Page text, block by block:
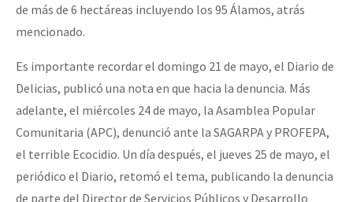
Fotorreportaje
Semillero Guerra contra la Humanidad. (Las poblaciones y
la naturaleza bajo asedio)
Libros para descargar
Medios Libres
de más de 6 hectáreas incluyendo los 95 Álamos, atrás
mencionado.
Es importante recordar el domingo 21 de mayo, el Diario de
Delicias, publicó una nota en que hacia la denuncia. Más
adelante, el miércoles 24 de mayo, la Asamblea Popular
Comunitaria (APC), denunció ante la SAGARPA y PROFEPA,
el terrible Ecocidio. Un día después, el jueves 25 de mayo, el
periódico el Diario, retomó el tema, publicando la denuncia
de parte del Director de Servicios Públicos y Desarrollo